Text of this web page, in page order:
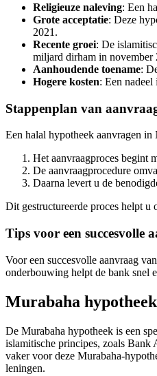
Religieuze naleving: Een
Grote acceptatie: Deze
2021.
Recente groei: De
miljard dirham in november
Aanhoudende toename:
Hogere kosten: Een
Stappenplan van
Een halal hypotheek aanvragen
Het aanvraagproces begint
De aanvraagprocedure
Daarna levert u de
Dit gestructureerde proces helpt u
Tips voor een succesvolle
Voor een succesvolle aanvraag
onderbouwing helpt de bank snel
Murabaha
De Murabaha hypotheek is een
islamitische principes, zoals Bank
vaker voor deze Murabaha-
leningen.